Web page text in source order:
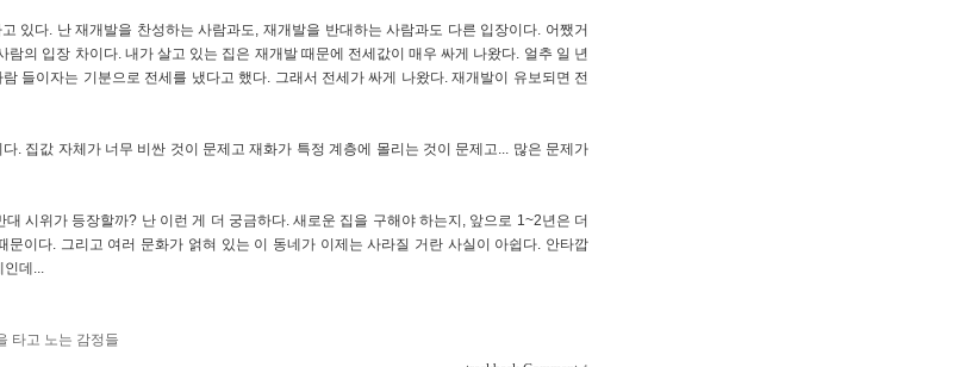
있다. 난 재개발을 찬성하는 사람과도, 재개발을 반대하는 사람과도 다른 입장이다. 어쨌거
람의 입장 차이다. 내가 살고 있는 집은 재개발 때문에 전세값이 매우 싸게 나왔다. 얼추 일 년
들이자는 기분으로 전세를 냈다고 했다. 그래서 전세가 싸게 나왔다. 재개발이 유보되면 전
. 집값 자체가 너무 비싼 것이 문제고 재화가 특정 계층에 몰리는 것이 문제고... 많은 문제가
시위가 등장할까? 난 이런 게 더 궁금하다. 새로운 집을 구해야 하는지, 앞으로 1~2년은 더
문이다. 그리고 여러 문화가 얽혀 있는 이 동네가 이제는 사라질 거란 사실이 아쉽다. 안타깝
인데...
타고 노는 감정들